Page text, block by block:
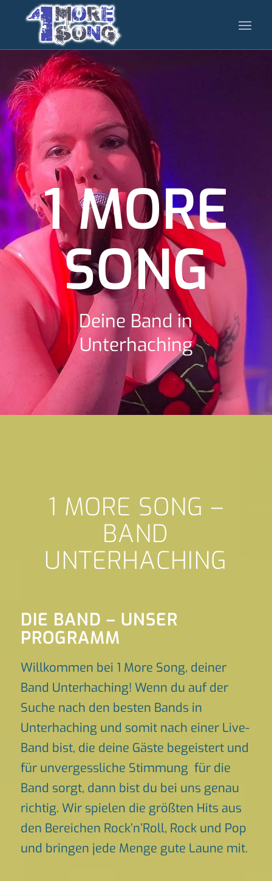
1 MORE
SONG
Deine Band in
Unterhaching
1 MORE SONG –
BAND
UNTERHACHING
DIE BAND – UNSER
PROGRAMM
Willkommen bei 1 More Song, deiner
Band Unterhaching! Wenn du auf der
Suche nach den besten Bands in
Unterhaching und somit nach einer Live-
Band bist, die deine Gäste begeistert und
für unvergessliche Stimmung für die
Band sorgt, dann bist du bei uns genau
richtig. Wir spielen die größten Hits aus
den Bereichen Rock’n’Roll, Rock und Pop
und bringen jede Menge gute Laune mit.